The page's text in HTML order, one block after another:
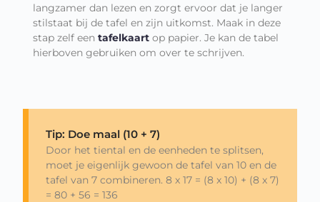
langzamer dan lezen en zorgt ervoor dat je langer
stilstaat bij de tafel en zijn uitkomst. Maak in deze
stap zelf een tafelkaart op papier. Je kan de tabel
hierboven gebruiken om over te schrijven.
Tip: Doe maal (10 + 7)
Door het tiental en de eenheden te splitsen,
moet je eigenlijk gewoon de tafel van 10 en de
tafel van 7 combineren. 8 x 17 = (8 x 10) + (8 x 7)
= 80 + 56 = 136